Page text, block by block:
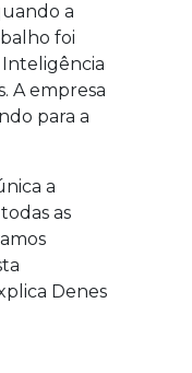
a
foi
Inteligência
A empresa
para a
a
as
Denes